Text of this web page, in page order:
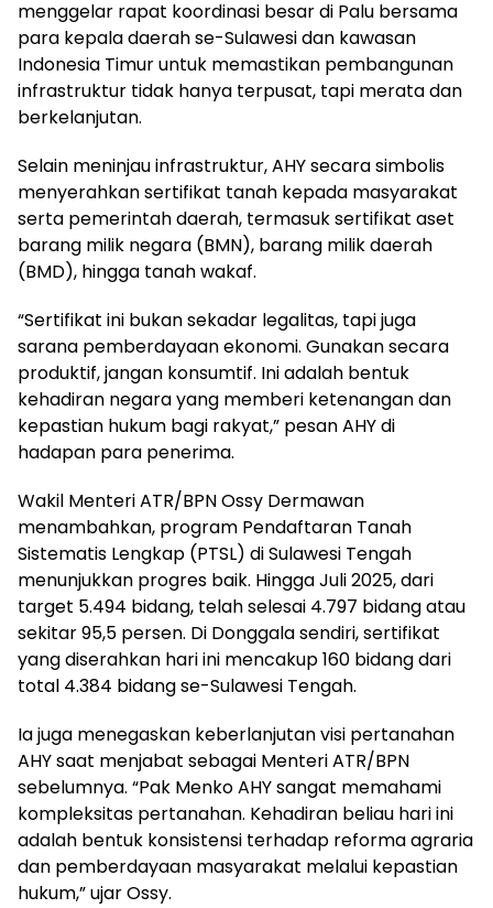
menggelar rapat koordinasi besar di Palu bersama
para kepala daerah se-Sulawesi dan kawasan
Indonesia Timur untuk memastikan pembangunan
infrastruktur tidak hanya terpusat, tapi merata dan
berkelanjutan.
Selain meninjau infrastruktur, AHY secara simbolis
menyerahkan sertifikat tanah kepada masyarakat
serta pemerintah daerah, termasuk sertifikat aset
barang milik negara (BMN), barang milik daerah
(BMD), hingga tanah wakaf.
“Sertifikat ini bukan sekadar legalitas, tapi juga
sarana pemberdayaan ekonomi. Gunakan secara
produktif, jangan konsumtif. Ini adalah bentuk
kehadiran negara yang memberi ketenangan dan
kepastian hukum bagi rakyat,” pesan AHY di
hadapan para penerima.
Wakil Menteri ATR/BPN Ossy Dermawan
menambahkan, program Pendaftaran Tanah
Sistematis Lengkap (PTSL) di Sulawesi Tengah
menunjukkan progres baik. Hingga Juli 2025, dari
target 5.494 bidang, telah selesai 4.797 bidang atau
sekitar 95,5 persen. Di Donggala sendiri, sertifikat
yang diserahkan hari ini mencakup 160 bidang dari
total 4.384 bidang se-Sulawesi Tengah.
Ia juga menegaskan keberlanjutan visi pertanahan
AHY saat menjabat sebagai Menteri ATR/BPN
sebelumnya. “Pak Menko AHY sangat memahami
kompleksitas pertanahan. Kehadiran beliau hari ini
adalah bentuk konsistensi terhadap reforma agraria
dan pemberdayaan masyarakat melalui kepastian
hukum,” ujar Ossy.